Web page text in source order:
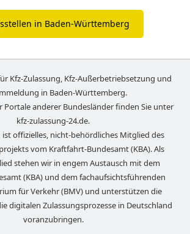
in Baden-Württemberg
Kfz-Zulassung, Kfz-Außerbetriebsetzung und
in Baden-Württemberg.
Portale anderer Bundesländer finden Sie unter
kfz-zulassung-24.de.
ist offizielles, nicht-behördliches Mitglied des
vom Kraftfahrt-Bundesamt (KBA). Als
stehen wir in engem Austausch mit dem
(KBA) und dem fachaufsichtsführenden
für Verkehr (BMV) und unterstützen die
digitalen Zulassungsprozesse in Deutschland
voranzubringen.